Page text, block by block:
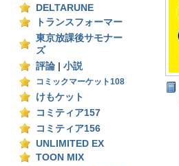
DELTARUNE
トランスフォーマー
東京放課後サモナー
ズ
評論
小説
コミックマーケット108
けもケット
コミティア157
コミティア156
UNLIMITED EX
TOON MIX